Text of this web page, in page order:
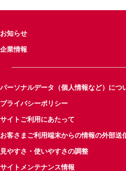
お知らせ
企業情報
パーソナルデータ（個人情報など）につ
プライバシーポリシー
サイトご利用にあたって
お客さまご利用端末からの情報の外部送
見やすさ・使いやすさの調整
サイトメンテナンス情報